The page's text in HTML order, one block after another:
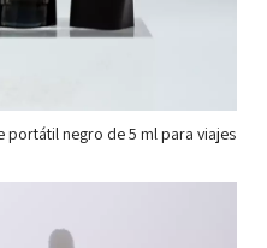
negro de 5 ml para viajes